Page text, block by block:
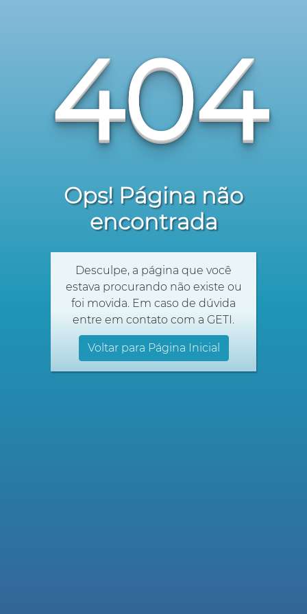
404
Ops! Página não
encontrada
Desculpe, a página que você
estava procurando não existe ou
foi movida. Em caso de dúvida
entre em contato com a GETI.
Voltar para Página Inicial